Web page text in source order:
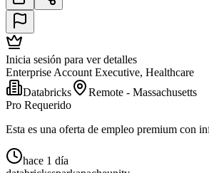
Inicia sesión para ver detalles
Enterprise Account Executive, Healthcare
Databricks
Remote - Massachusetts
Pro Requerido
Esta es una oferta de empleo premium con
hace 1 día